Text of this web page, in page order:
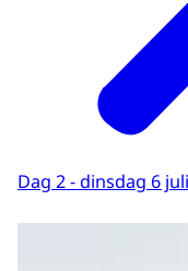
Dag 2 - dinsdag 6 juli